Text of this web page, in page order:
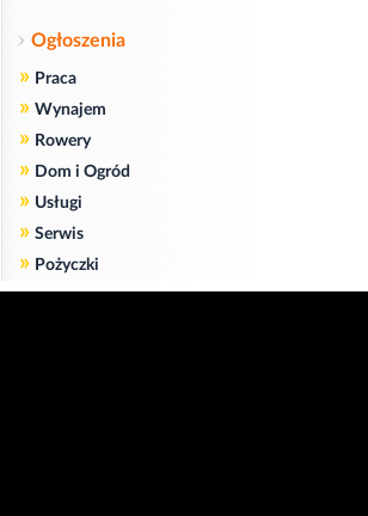
Ogłoszenia
» Praca
» Wynajem
» Rowery
» Dom i Ogród
» Usługi
» Serwis
» Pożyczki